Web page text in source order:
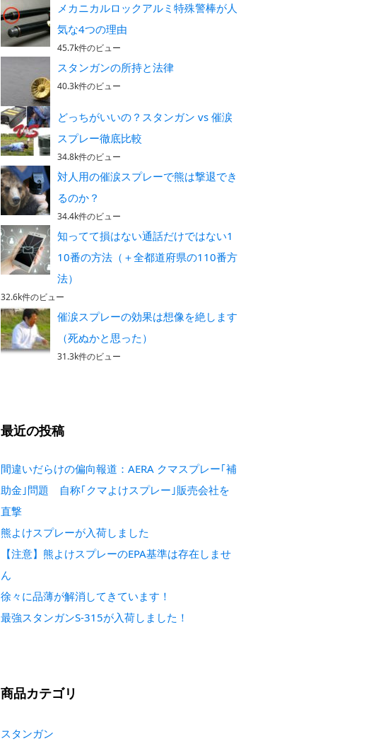
メカニカルロックアルミ特殊警棒が人
気な4つの理由
45.7k件のビュー
スタンガンの所持と法律
40.3k件のビュー
どっちがいいの？スタンガン vs 催涙
スプレー徹底比較
34.8k件のビュー
対人用の催涙スプレーで熊は撃退でき
るのか？
34.4k件のビュー
知ってて損はない通話だけではない1
10番の方法（＋全都道府県の110番方
法）
32.6k件のビュー
催涙スプレーの効果は想像を絶します
（死ぬかと思った）
31.3k件のビュー
最近の投稿
間違いだらけの偏向報道：AERA クマスプレー｢補
助金｣問題 自称｢クマよけスプレー｣販売会社を
直撃
熊よけスプレーが入荷しました
【注意】熊よけスプレーのEPA基準は存在しませ
ん
徐々に品薄が解消してきています！
最強スタンガンS-315が入荷しました！
商品カテゴリ
スタンガン